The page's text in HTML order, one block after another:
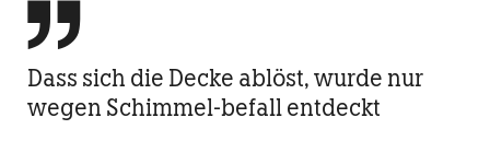

Dass sich die Decke ablöst, wurde nur
wegen Schimmel-befall entdeckt